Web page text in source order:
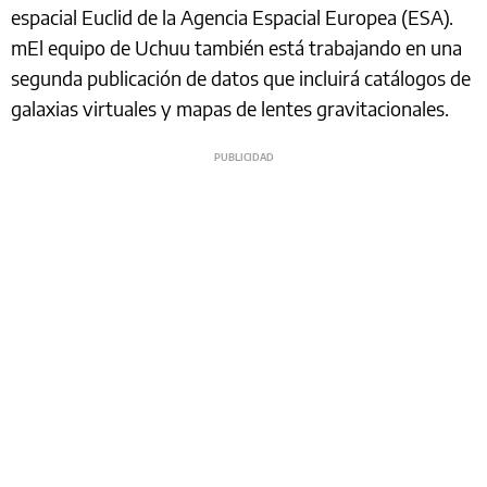
espacial Euclid de la Agencia Espacial Europea (ESA).
mEl equipo de Uchuu también está trabajando en una
segunda publicación de datos que incluirá catálogos de
galaxias virtuales y mapas de lentes gravitacionales.